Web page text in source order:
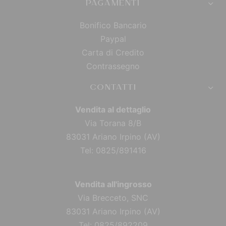
PAGAMENTI
Bonifico Bancario
Paypal
Carta di Credito
Contrassegno
CONTATTI
Vendita al dettaglio
Via Torana 8/B
83031 Ariano Irpino (AV)
Tel: 0825/891416
Vendita all'ingrosso
Via Brecceto, SNC
83031 Ariano Irpino (AV)